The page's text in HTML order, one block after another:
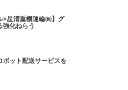
×星清重機運輸㈱】グ
強化ねらう
ボット配送サービスを